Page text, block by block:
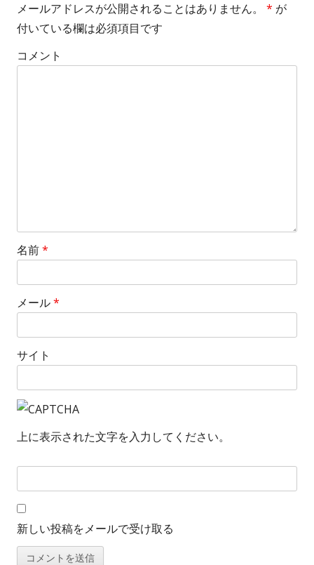
z
メールアドレスが公開されることはありません。 * が
付いている欄は必須項目です
コメント
名前*
メール*
サイト
上に表示された文字を入力してください。
新しい投稿をメールで受け取る